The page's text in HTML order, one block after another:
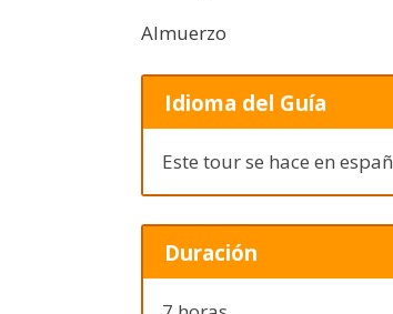
Almuerzo
Idioma del Guía
Este tour se hace en
Duración